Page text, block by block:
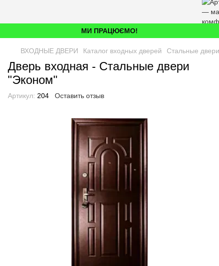
МИ ПРАЦЮЄМО!
ВХОДНЫЕ ДВЕРИ Каталог входных дверей Стальные
Дверь входная - Стальные двери
"Эконом"
Артикул: 204 Оставить отзыв